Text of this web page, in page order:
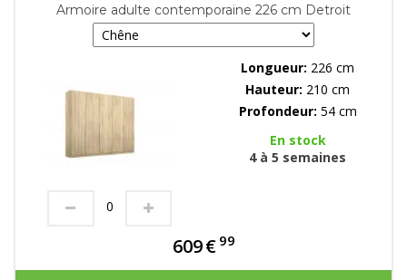
Armoire adulte contemporaine 226 cm Detroit
Longueur: 226 cm
Hauteur: 210 cm
Profondeur: 54 cm
En stock
4 à 5 semaines
609€ 99